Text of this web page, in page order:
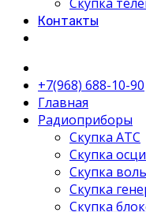
Контакты
+7(968) 688-10-90
Главная
Радиоприборы
Скупка АТС
Скупка
Скупка
Скупка
Скупка